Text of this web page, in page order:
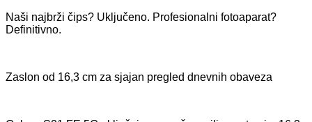
Naši najbrži čips? Uključeno. Profesionalni fotoaparat?
Definitivno.
Zaslon od 16,3 cm za sjajan pregled dnevnih obaveza